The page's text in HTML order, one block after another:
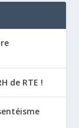
de RTE !